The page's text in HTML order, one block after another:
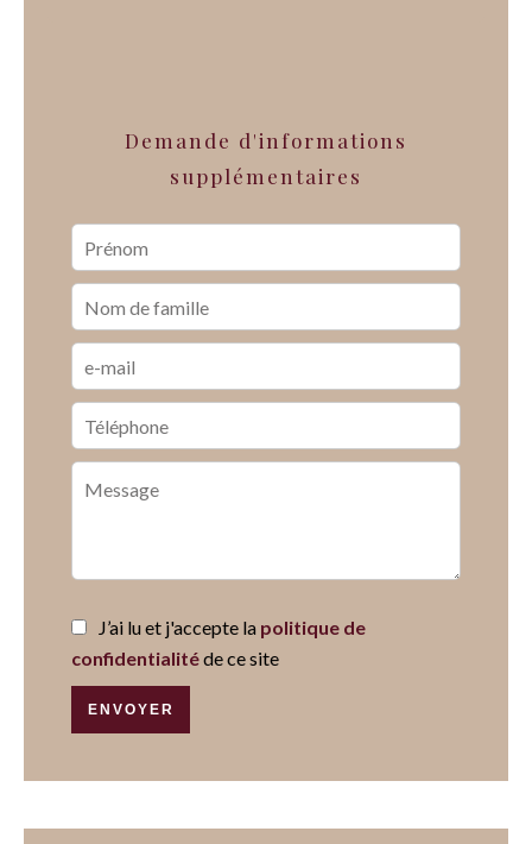
Demande d'informations
supplémentaires
J’ai lu et j'accepte la politique de
confidentialitéde ce site
ENVOYER